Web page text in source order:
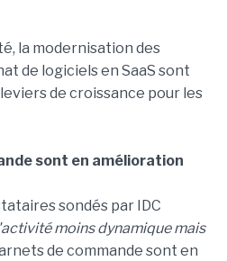
la modernisation des
de logiciels en SaaS sont
de croissance pour les
sont en amélioration
sondés par IDC
moins dynamique mais
de commande sont en